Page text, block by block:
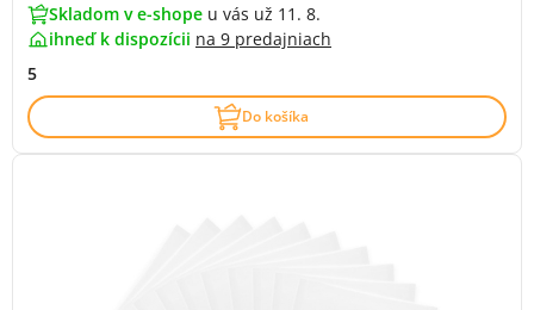
Skladom v e-shope u vás už 11. 8.
ihneď k dispozícii na 9 predajniach
5
Do košíka